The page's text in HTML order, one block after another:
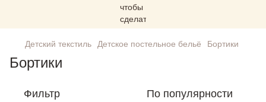
Детский текстиль Детское постельное бельё Бортики
Бортики
Фильтр По популярности